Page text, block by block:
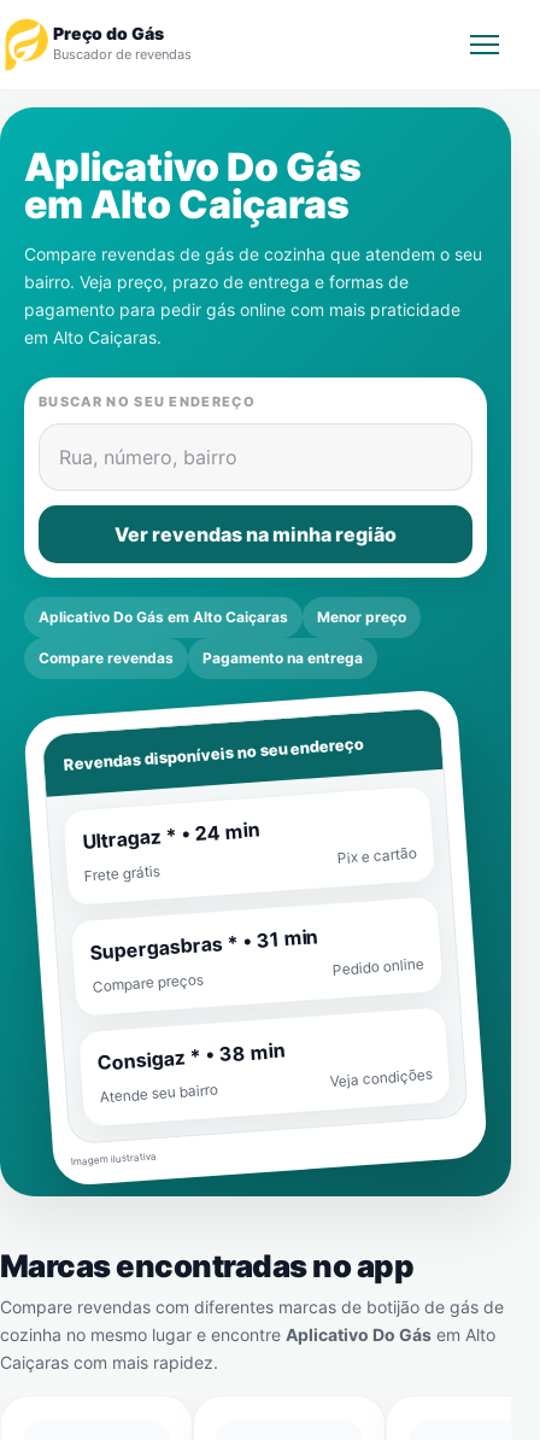
Preço do Gás
Buscador de revendas
Revendedor
Notícias
Cadastre-se
Gás
Contatos
Aplicativo Do Gás
emAlto Caiçaras
Compare revendas de gás de cozinha que atendem o seu
bairro. Veja preço, prazo de entrega e formas de
pagamento para pedir gás online com mais praticidade
em Alto Caiçaras.
BUSCAR NO SEU ENDEREÇO
Rua, número, bairro
Ver revendas na minha região
Aplicativo Do Gás em Alto Caiçaras Menor preço
Compare revendas Pagamento na entrega
Revendas disponíveis no seu endereço
Ultragaz * • 24 min
Frete grátis
Pix e cartão
Supergasbras * • 31 min
Compare preços
Pedido online
Consigaz * • 38 min
Atende seu bairro
Veja condições
Imagem ilustrativa
Marcas encontradas no app
Compare revendas com diferentes marcas de botijão de gás de
cozinha no mesmo lugar e encontre Aplicativo Do Gás em Alto
Caiçaras com mais rapidez.